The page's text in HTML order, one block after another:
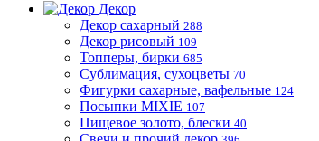
Декор
Декор сахарный 288
Декор рисовый 109
Топперы, бирки 685
Сублимация, сухоцветы 70
Фигурки сахарные, вафельные 124
Посыпки MIXIE 107
Пищевое золото, блески 40